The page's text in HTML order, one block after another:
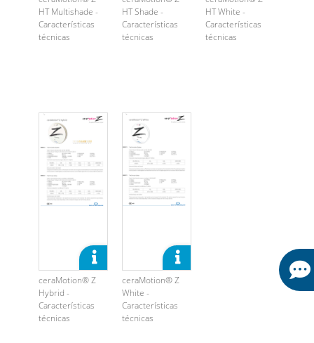
HT Multishade -
Características
técnicas
HT Shade -
Características
técnicas
HT White -
Características
técnicas
ceraMotion® Z
Hybrid -
Características
técnicas
ceraMotion® Z
White -
Características
técnicas